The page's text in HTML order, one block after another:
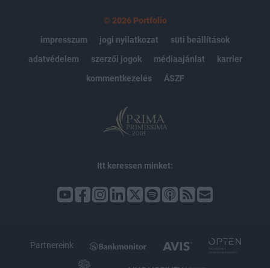
© 2026 Portfolio
impresszum
jogi nyilatkozat
süti beállítások
adatvédelem
szerzői jogok médiaajánlat
karrier
kommentkezelés
ÁSZF
Itt keressen minket:
Partnereink